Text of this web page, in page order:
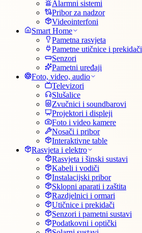
Alarmni sistemi
Pribor za nadzor
Videointerfoni
Smart Home
Pametna rasvjeta
Pametne utičnice i prekidači
Senzori
Pametni uređaji
Foto, video, audio
Televizori
Slušalice
Zvučnici i soundbarovi
Projektori i displeji
Foto i video kamere
Nosači i pribor
Interaktivne table
Rasvjeta i elektro
Rasvjeta i šinski sustavi
Kabeli i vodiči
Instalacijski pribor
Sklopni aparati i zaštita
Razdjelnici i ormari
Utičnice i prekidači
Senzori i pametni sustavi
Podatkovni i optički